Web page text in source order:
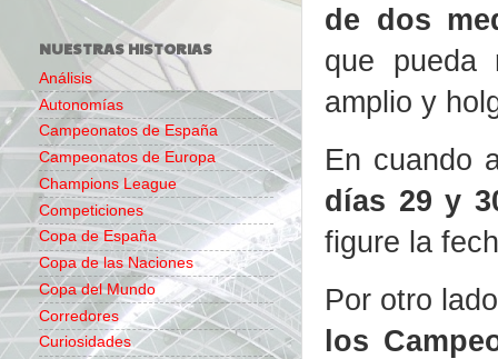
de dos
que pueda
amplio y
En cuando
días 29 y
figure la
Por otro
los
NUESTRAS HISTORIAS
Análisis
Autonomías
Campeonatos de España
Campeonatos de Europa
Champions League
Competiciones
Copa de España
Copa de las Naciones
Copa del Mundo
Corredores
Curiosidades